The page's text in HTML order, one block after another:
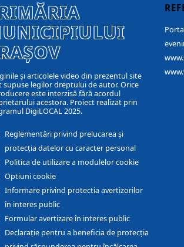
și articolele video din prezentul site
supuse legilor dreptului de autor. Orice
este interzisă fără acordul
acestora. Proiect realizat prin
DigiLOCAL 2025.
Reglementări privind prelucarea și
protecția datelor cu caracter personal
Politica de utilizare a modulelor cookie
Optiuni cookie
Informare privind protectia avertizorilor
în interes public
Formular avertizare în interes public
Declarație pentru a beneficia de protecția